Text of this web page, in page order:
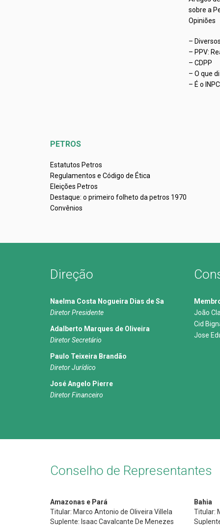
sobre a
Opiniões
–
– PPV:
– CDPP
– O que
– É o
PETROS
Estatutos Petros
Regulamentos e Código de Ética
Eleições Petros
Destaque: o primeiro folheto da petros 1970
Convênios
Direção
Naelma Costa Nogueira Dias de Sa
Diretor Presidente
Adalberto Marques de Oliveira
Diretor Secretário
Paulo Teixeira Brandão
Diretor Jurídico
José Angelo Pierre
Diretor Financeiro
João
Cid
Jose
Conselho de Representantes
Amazonas e Pará
Titular: Marco Antonio de Oliveira Villela
Suplente: Isaac Cavalcante De Menezes
Bahia
Titular: